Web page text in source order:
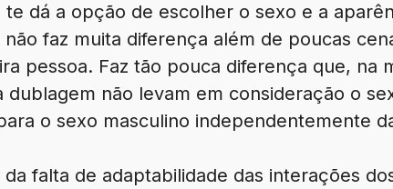
dá a opção de escolher o sexo e a
faz muita diferença além de poucas
pessoa. Faz tão pouca diferença que, na
não levam em consideração o
o sexo masculino independentemente
falta de adaptabilidade das interações